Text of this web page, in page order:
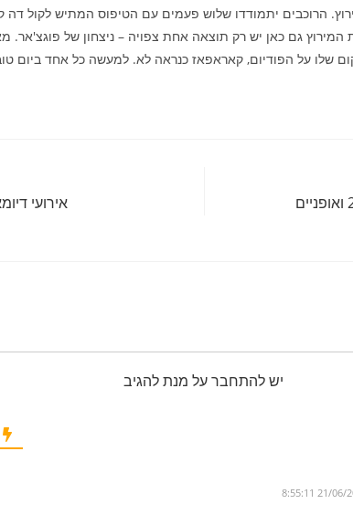
הרוכבים יתמודדו שלוש פעמים עם הטיפוס המתיש לקול דה
גם כאן יש רק תוצאה אחת צפויה – ניצחון של פוגצ'אר.
המקום שלו על הפודיום, קאראפאז כנראה לא. למעשה כל אחד
אירועי דיומא – 22.06.26 –
יש להתחבר על מנת להגיב